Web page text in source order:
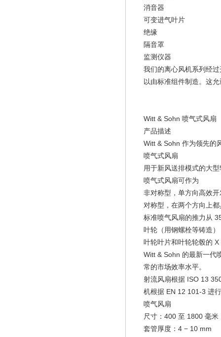
消音器
可变进气叶片
绝缘
隔音罩
监测仪器
我们的离心风机系列经
以由标准组件制造。这
Witt & Sohn 喷气式风扇
产品描述
Witt & Sohn 作为领先的
喷气式风扇
用于新风送排模式的大
喷气式风扇可作为
非对称型，单方向高效开
对称型，在两个方向上
标准喷气风扇的推力从
叶轮（用钢螺栓等铸造
叶轮叶片和叶轮轮毂的
Witt & Sohn 的最新一代
常的市场效率水平。
射流风扇根据 ISO 13
机根据 EN 12 101-3 进
喷气风扇
尺寸：400 至 1800 毫
套管厚度：4 − 10 mm